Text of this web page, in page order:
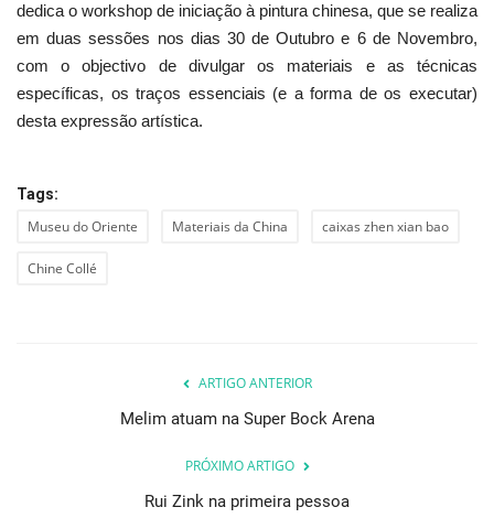
dedica o workshop de iniciação à pintura chinesa, que se realiza
em duas sessões nos dias 30 de Outubro e 6 de Novembro,
com o objectivo de divulgar os materiais e as técnicas
específicas, os traços essenciais (e a forma de os executar)
desta expressão artística.
Tags:
Museu do Oriente Materiais da China caixas zhen xian bao
Chine Collé
ARTIGO ANTERIOR
Melim atuam na Super Bock Arena
PRÓXIMO ARTIGO
Rui Zink na primeira pessoa